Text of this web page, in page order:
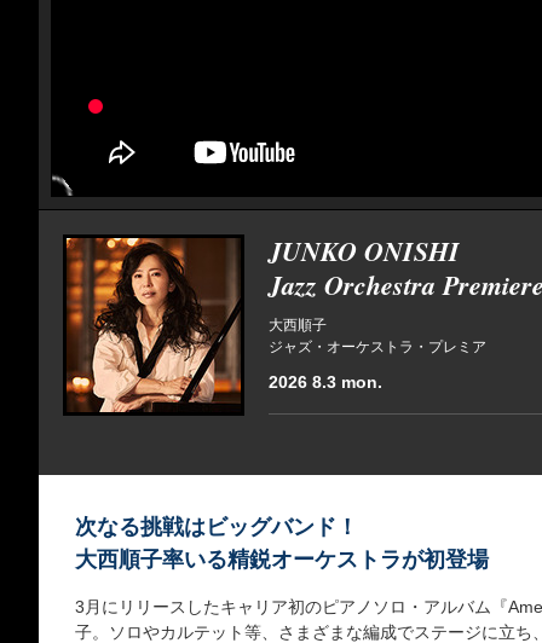
JUNKO ONISHI
Jazz Orchestra
大西順子
ジャズ・オーケストラ・プレミア
2026 8.3 mon.
次なる挑戦はビッグバンド！
大西順子率いる精鋭オーケストラが初登場
3月にリリースしたキャリア初のピアノソロ・アルバム『
子。ソロやカルテット等、さまざまな編成でステージに立